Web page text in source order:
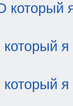
который
я
я